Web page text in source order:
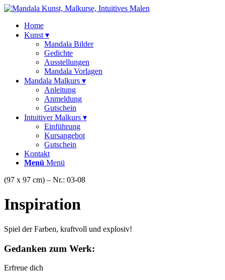
Home
Kunst ▾
Mandala Bilder
Gedichte
Ausstellungen
Mandala Vorlagen
Mandala Malkurs ▾
Anleitung
Anmeldung
Gutschein
Intuitiver Malkurs ▾
Einführung
Kursangebot
Gutschein
Kontakt
Menü Menü
(97 x 97 cm) – Nr.: 03-08
Inspiration
Spiel der Farben, kraftvoll und explosiv!
Gedanken zum Werk:
Erfreue dich